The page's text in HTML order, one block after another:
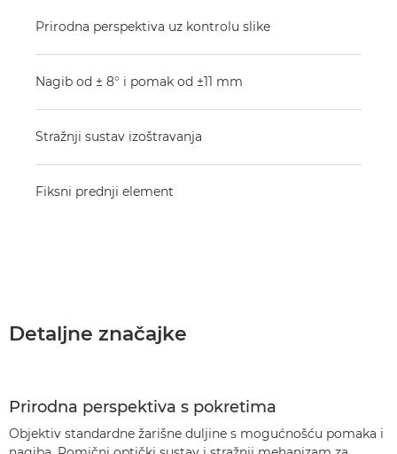
Prirodna perspektiva uz kontrolu slike
Nagib od ± 8° i pomak od ±11 mm
Stražnji sustav izoštravanja
Fiksni prednji element
Detaljne značajke
Prirodna perspektiva s pokretima
Objektiv standardne žarišne duljine s mogućnošću pomaka i